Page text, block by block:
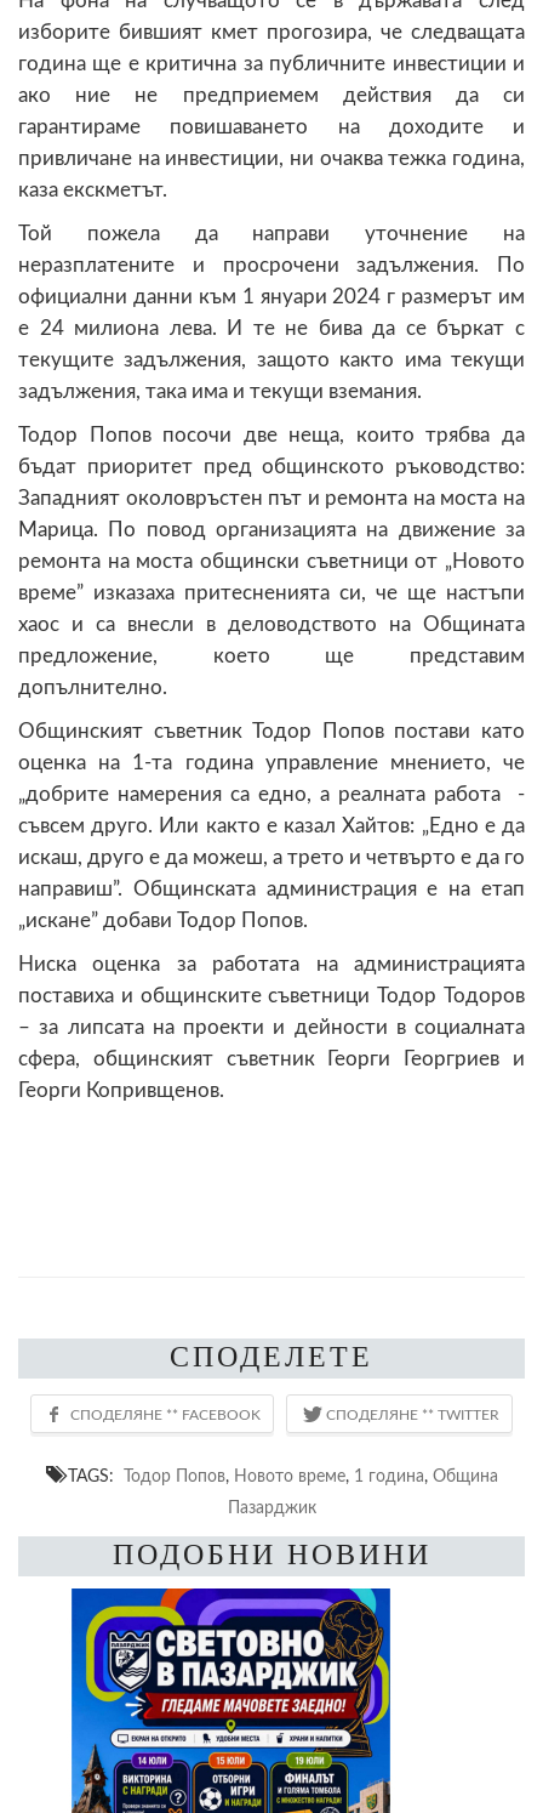
изборите бившият кмет прогозира, че следващата
година ще е критична за публичните инвестиции и
ако ние не предприемем действия да си
гарантираме повишаването на доходите и
привличане на инвестиции, ни очаква тежка година,
каза екскметът.
Той пожела да направи уточнение на
неразплатените и просрочени задължения. По
официални данни към 1 януари 2024 г размерът им
е 24 милиона лева. И те не бива да се бъркат с
текущите задължения, защото както има текущи
задължения, така има и текущи вземания.
Тодор Попов посочи две неща, които трябва да
бъдат приоритет пред общинското ръководство:
Западният околовръстен път и ремонта на моста на
Марица. По повод организацията на движение за
ремонта на моста общински съветници от „Новото
време” изказаха притесненията си, че ще настъпи
хаос и са внесли в деловодството на Общината
предложение, което ще представим
допълнително.
Общинският съветник Тодор Попов постави като
оценка на 1-та година управление мнението, че
„добрите намерения са едно, а реалната работа -
съвсем друго. Или както е казал Хайтов: „Едно е да
искаш, друго е да можеш, а трето и четвърто е да го
направиш”. Общинската администрация е на етап
„искане” добави Тодор Попов.
Ниска оценка за работата на администрацията
поставиха и общинските съветници Тодор Тодоров
– за липсата на проекти и дейности в социалната
сфера, общинският съветник Георги Георгриев и
Георги Копривщенов.
СПОДЕЛЕТЕ
TAGS: Тодор Попов, Новото време, 1 година, Община
Пазарджик
ПОДОБНИ НОВИНИ